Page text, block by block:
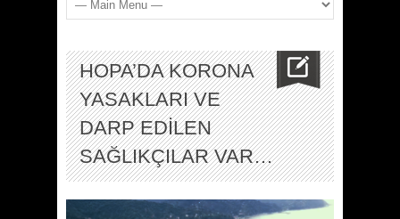
HOPA’DA KORONA
YASAKLARI VE
DARP EDİLEN
SAĞLIKÇILAR VAR…